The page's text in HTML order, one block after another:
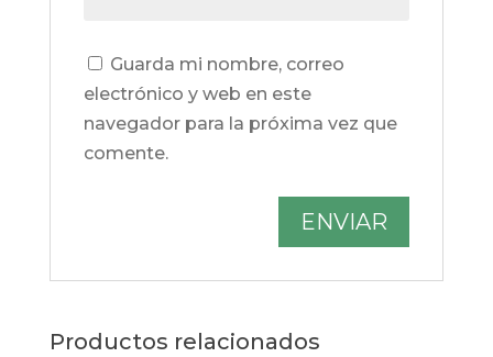
Guarda mi nombre, correo
electrónico y web en este
navegador para la próxima vez que
comente.
Productos relacionados